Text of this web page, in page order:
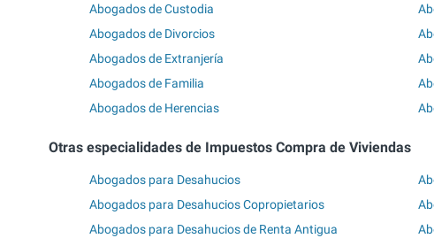
Abogados de Custodia
Abogados de Divorcios
Abogados de Extranjería
Abogados de Familia
Abogados de Herencias
Otras especialidades de Impuestos Compra de Viviendas
Abogados para Desahucios
Abogados para Desahucios Copropietarios
Abogados para Desahucios de Renta Antigua